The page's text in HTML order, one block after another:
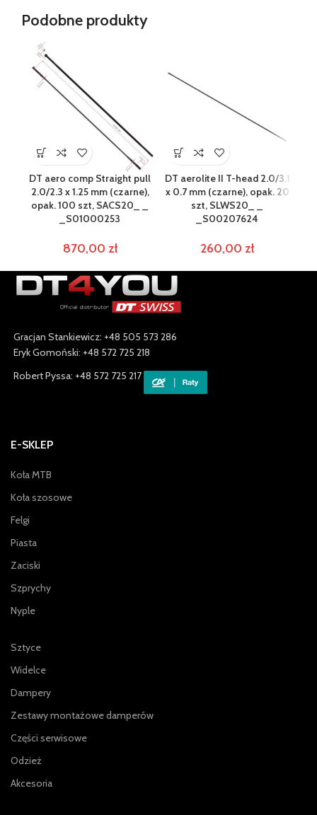
Podobne produkty
DT aero comp Straight pull
2.0/2.3 x 1.25 mm (czarne),
opak. 100 szt, SACS20_ _
_S01000253
870,00 zł
DT aerolite II T-head 2.0/3.1
x 0.7 mm (czarne), opak. 20
szt, SLWS20_ _
_S00207624
260,00 zł
Gracjan Stankiewicz: +48 505 573 286
Eryk Gomoński: +48 572 725 218
Robert Pyssa: +48 572 725 217
E-SKLEP
Koła MTB
Koła szosowe
Felgi
Piasta
Zaciski
Szprychy
Nyple
Sztyce
Widelce
Dampery
Zestawy montażowe damperów
Części serwisowe
Odzież
Akcesoria